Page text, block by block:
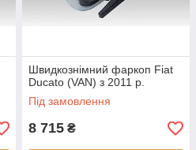
Швидкознімний фаркоп Fiat
Ducato (VAN) з 2011 р.
Під замовлення
8 715 ₴